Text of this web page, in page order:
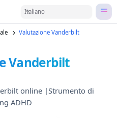
Italiano
Valutazione Vanderbilt
Vanderbilt
online |Strumento di
ADHD